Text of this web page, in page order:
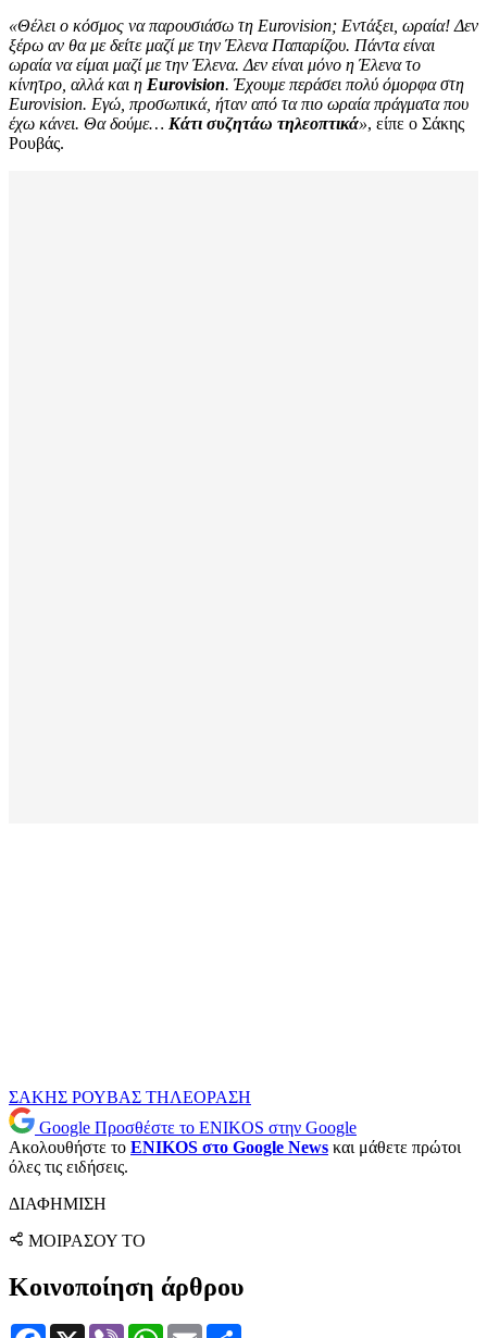
«Θέλει ο κόσμος να παρουσιάσω τη Eurovision; Εντάξει, ωραία! Δεν
ξέρω αν θα με δείτε μαζί με την Έλενα Παπαρίζου. Πάντα είναι
ωραία να είμαι μαζί με την Έλενα. Δεν είναι μόνο η Έλενα το
κίνητρο, αλλά και η Eurovision. Έχουμε περάσει πολύ όμορφα στη
Eurovision. Εγώ, προσωπικά, ήταν από τα πιο ωραία πράγματα που
έχω κάνει. Θα δούμε… Κάτι συζητάω τηλεοπτικά», είπε ο Σάκης
Ρουβάς.
ΣΑΚΗΣ ΡΟΥΒΑΣ ΤΗΛΕΟΡΑΣΗ
Google Προσθέστε το ENIKOS στην Google
Ακολουθήστε το ENIKOS στο Google News και μάθετε πρώτοι
όλες τις ειδήσεις.
ΔΙΑΦΗΜΙΣΗ
ΜΟΙΡΑΣΟΥ ΤΟ
Κοινοποίηση άρθρου
Facebook
X Viber WhatsApp
Email